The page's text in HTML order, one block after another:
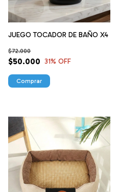
JUEGO TOCADOR DE BAÑO X4
$50.000
$72.000
31% OFF
Comprar